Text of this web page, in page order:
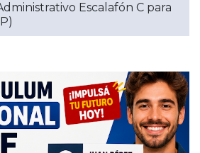
Escalafón C para